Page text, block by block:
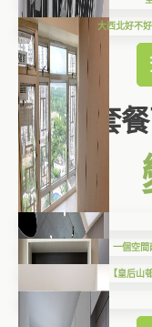
大西北好不
套
一個空間
【皇后山